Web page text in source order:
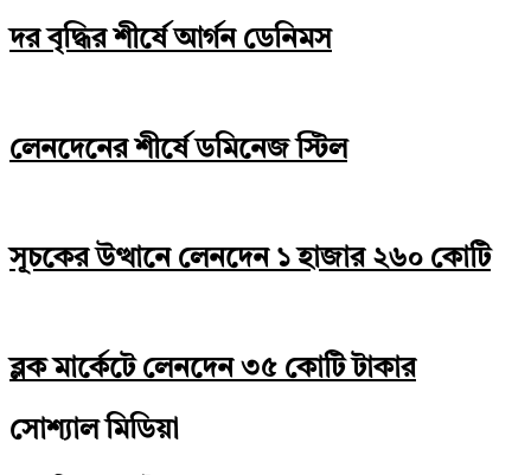
দর বৃদ্ধির শীর্ষে আর্গন ডেনিমস
লেনদেনের শীর্ষে ডমিনেজ স্টিল
সূচকের উত্থানে লেনদেন ১ হাজার ২৬০ কোটি
ব্লক মার্কেটে লেনদেন ৩৫ কোটি টাকার
সোশ্যাল মিডিয়া